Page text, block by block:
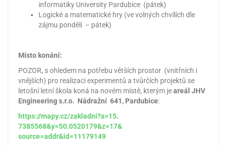
informatiky University Pardubice (pátek)
Logické a matematické hry (ve volných chvílích dle
zájmu pondělí – pátek)
Místo konání:
POZOR, s ohledem na potřebu větších prostor (vnitřních i
vnějších) pro realizaci experimentů a tvůrčích projektů se
letošní letní škola koná na novém místě, kterým jeareál JHV
Engineering s.r.o. Nádražní 641, Pardubice:
https://mapy.cz/zakladni?x=15.
7385568&y=50.0520179&z=17&
source=addr&id=11179149